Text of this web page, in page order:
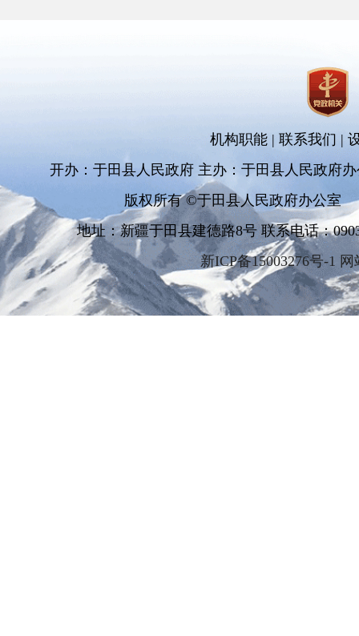
引导企
付、考
动者劳
保障水
首都经
成刚认
酬制定
新就业
机构职能 | 联系我们 |
开办：于田县人民政府 主办：于田县人民政府
版权所有 ©于田县人民政府办公室
地址：新疆于田县建德路8号 联系电话：
新ICP备15003276号-1